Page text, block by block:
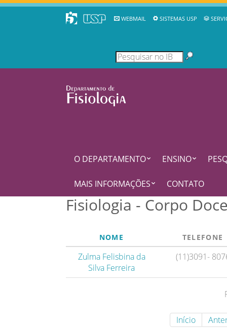
WEBMAIL SISTEMAS USP
O DEPARTAMENTO ENSINO
MAIS INFORMAÇÕES CONTATO
Fisiologia - Corpo
NOME TELEFONE
Zulma Felisbina da
Silva Ferreira
(11)3091-
Início